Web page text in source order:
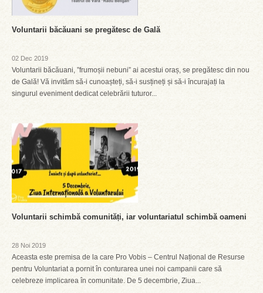
Voluntarii băcăuani se pregătesc de Gală
02 Dec 2019
Voluntarii băcăuani, ”frumoșii nebuni” ai acestui oraș, se pregătesc din nou
de Gală! Vă invităm să-i cunoașteți, să-i susțineți și să-i încurajați la
singurul eveniment dedicat celebrării tuturor...
Voluntarii schimbă comunități, iar voluntariatul schimbă oameni
28 Noi 2019
Aceasta este premisa de la care Pro Vobis – Centrul Național de Resurse
pentru Voluntariat a pornit în conturarea unei noi campanii care să
celebreze implicarea în comunitate. De 5 decembrie, Ziua...